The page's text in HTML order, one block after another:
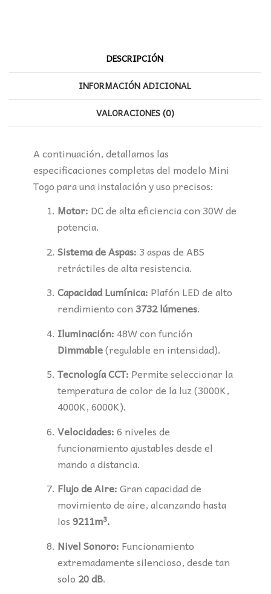
DESCRIPCIÓN
INFORMACIÓN ADICIONAL
VALORACIONES (0)
A continuación, detallamos las
especificaciones completas del modelo Mini
Togo para una instalación y uso precisos:
Motor: DC de alta eficiencia con 30W de
potencia.
Sistema de Aspas: 3 aspas de ABS
retráctiles de alta resistencia.
Capacidad Lumínica: Plafón LED de alto
rendimiento con 3732 lúmenes.
Iluminación: 48W con función
Dimmable(regulable en intensidad).
Tecnología CCT: Permite seleccionar la
temperatura de color de la luz (3000K,
4000K, 6000K).
Velocidades:6 niveles de
funcionamiento ajustables desde el
mando a distancia.
Flujo de Aire:Gran capacidad de
movimiento de aire, alcanzando hasta
los9211m³.
Nivel Sonoro: Funcionamiento
extremadamente silencioso, desde tan
solo 20 dB.